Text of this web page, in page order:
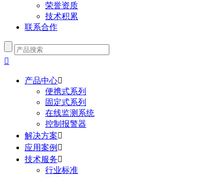
荣誉资质
技术积累
联系合作

产品中心
便携式系列
固定式系列
在线监测系统
控制报警器
解决方案
应用案例 
技术服务
行业标准